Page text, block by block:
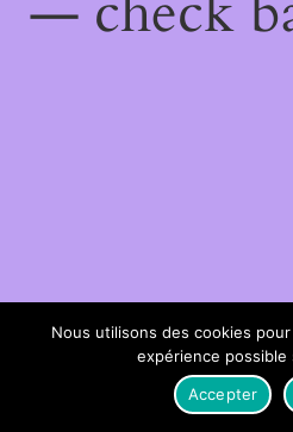
Nous utilisons des cookies
expérience
Accepter